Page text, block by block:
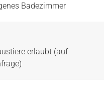
Badezimmer
erlaubt (auf